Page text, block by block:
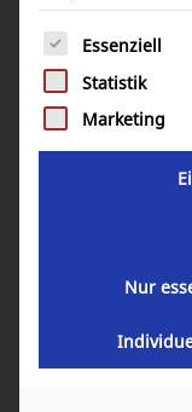
Victron
11,63€ inkl. 0%
Es folgt eine
Essenziell
Statistik
Marketing
Nur